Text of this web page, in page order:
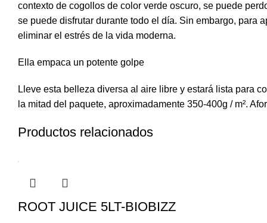
contexto de cogollos de color verde oscuro, se puede
se puede disfrutar durante todo el día. Sin embargo, para
eliminar el estrés de la vida moderna.
Ella empaca un potente golpe
Lleve esta belleza diversa al aire libre y estará lista para
la mitad del paquete, aproximadamente 350-400g / m².
Productos relacionados
ROOT JUICE 5LT-BIOBIZZ